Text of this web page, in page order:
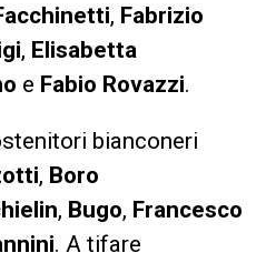
, Fabrizio
, Elisabetta
e Fabio Rovazzi.
bianconeri
, Boro
, Bugo, Francesco
. A tifare